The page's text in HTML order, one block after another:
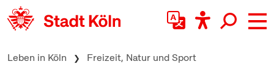
zum Inhalt springen
Leben in Köln Freizeit, Natur und Sport